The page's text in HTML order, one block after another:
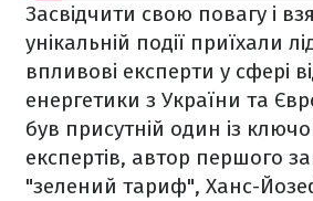
Засвідчити свою повагу і
унікальній події приїхали
впливові експерти у сфері
енергетики з України та
був присутній один із
експертів, автор першого
"зелений тариф", Ханс-